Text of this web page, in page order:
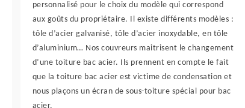
personnalisé pour le choix du modèle qui correspond
aux goûts du propriétaire. Il existe différents modèles :
tôle d’acier galvanisé, tôle d’acier inoxydable, en tôle
d’aluminium… Nos couvreurs maitrisent le changement
d’une toiture bac acier. Ils prennent en compte le fait
que la toiture bac acier est victime de condensation et
nous plaçons un écran de sous-toiture spécial pour bac
acier.